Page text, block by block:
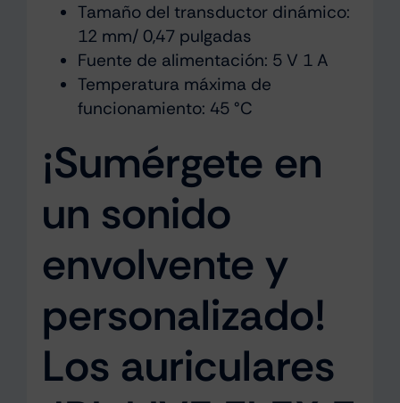
Tamaño del transductor dinámico:
12 mm/ 0,47 pulgadas
Fuente de alimentación: 5 V 1 A
Temperatura máxima de
funcionamiento: 45 °C
¡Sumérgete en
un sonido
envolvente y
personalizado!
Los auriculares